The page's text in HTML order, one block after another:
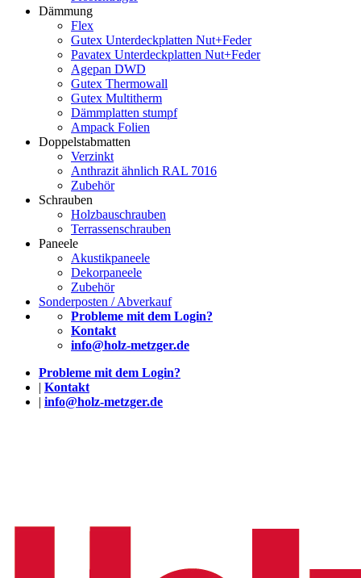
Dämmung
Flex
Gutex Unterdeckplatten Nut+Feder
Pavatex Unterdeckplatten Nut+Feder
Agepan DWD
Gutex Thermowall
Gutex Multitherm
Dämmplatten stumpf
Ampack Folien
Doppelstabmatten
Verzinkt
Anthrazit ähnlich RAL 7016
Zubehör
Schrauben
Holzbauschrauben
Terrassenschrauben
Paneele
Akustikpaneele
Dekorpaneele
Zubehör
Sonderposten / Abverkauf
Probleme mit dem Login?
Kontakt
info@holz-metzger.de
Probleme mit dem Login?
| Kontakt
| info@holz-metzger.de